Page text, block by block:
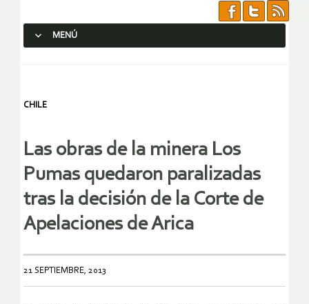
MENÚ
CHILE
Las obras de la minera Los
Pumas quedaron paralizadas
tras la decisión de la Corte de
Apelaciones de Arica
21 SEPTIEMBRE, 2013